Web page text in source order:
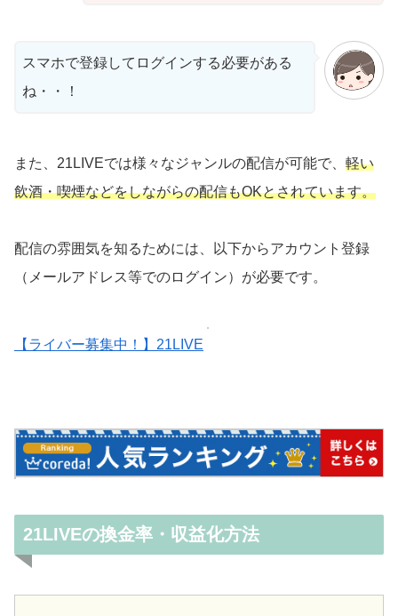
スマホで登録してログインする必要がある
ね・・！
また、21LIVEでは様々なジャンルの配信が可能で、 軽い
飲酒・喫煙などをしながらの配信もOKとされています。
配信の雰囲気を知るためには、以下からアカウント登録
（メールアドレス等でのログイン）が必要です。
【ライバー募集中！】21LIVE
21LIVEの換金率・収益化方法